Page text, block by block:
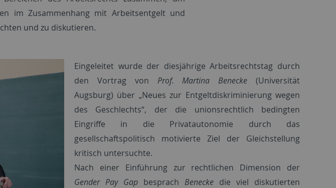
im Zusammenhang mit Arbeitsentgelt und
und zu diskutieren.
Eingeleitet wurde der diesjährige Arbeitsrechtstag durch
den Vortrag von Prof. Martina Benecke (Universität
Augsburg) über „Neues zur Entgeltdiskriminierung wegen
des Geschlechts“, der die unionsrechtlich bedingten
Eingriffe in die Privatautonomie durch das
gesellschaftspolitisch motivierte Ziel der Gleichstellung
kritisch untersuchte.
Nach einer Einführung zur rechtlichen Dimension der
Gender Pay Gap besprach Benecke die viel diskutierten